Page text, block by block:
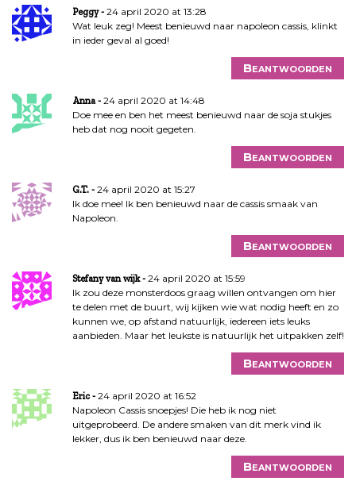
Peggy
24 april 2020 at 13:28
Wat leuk zeg! Meest benieuwd naar napoleon cassis, klinkt
in ieder geval al goed!
Beantwoorden
Anna
24 april 2020 at 14:48
Doe mee en ben het meest benieuwd naar de soja stukjes
heb dat nog nooit gegeten.
Beantwoorden
G.T.
24 april 2020 at 15:27
Ik doe mee! Ik ben benieuwd naar de cassis smaak van
Napoleon.
Beantwoorden
Stefany van wijk
24 april 2020 at 15:59
Ik zou deze monsterdoos graag willen ontvangen om hier
te delen met de buurt, wij kijken wie wat nodig heeft en zo
kunnen we, op afstand natuurlijk, iedereen iets leuks
aanbieden. Maar het leukste is natuurlijk het uitpakken zelf!
Beantwoorden
Eric
24 april 2020 at 16:52
Napoleon Cassis snoepjes! Die heb ik nog niet
uitgeprobeerd. De andere smaken van dit merk vind ik
lekker, dus ik ben benieuwd naar deze.
Beantwoorden